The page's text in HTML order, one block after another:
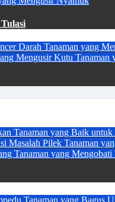
Darah Tanaman yang
Mengusir Kutu Tanaman
Tanaman yang Baik
Masalah Pilek Tanaman
Tanaman yang Mengobati